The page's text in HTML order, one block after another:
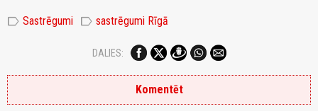
label Sastrēgumi label sastrēgumi Rīgā
DALIES:
Komentēt